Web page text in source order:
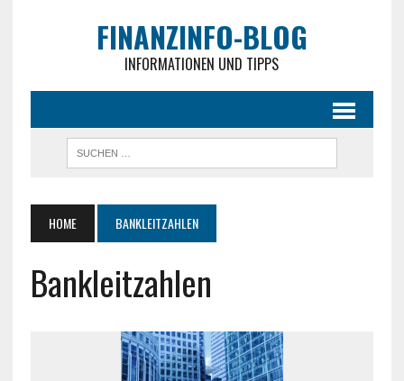
FINANZINFO-BLOG
INFORMATIONEN UND TIPPS
HOME BANKLEITZAHLEN
Bankleitzahlen